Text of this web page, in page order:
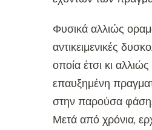
Φυσικά αλλιώς
αντικειμενικές
οποία έτσι κι
επαυξημένη
στην παρούσα
Μετά από χρόνια,